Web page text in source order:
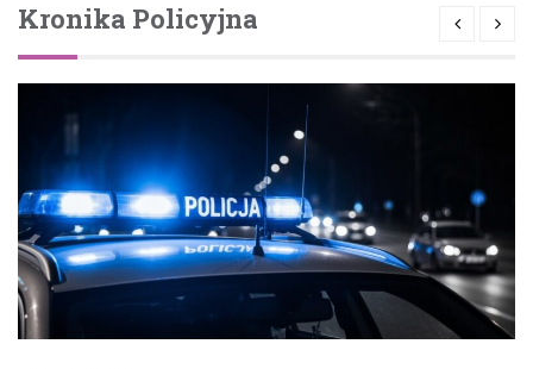
Kronika Policyjna